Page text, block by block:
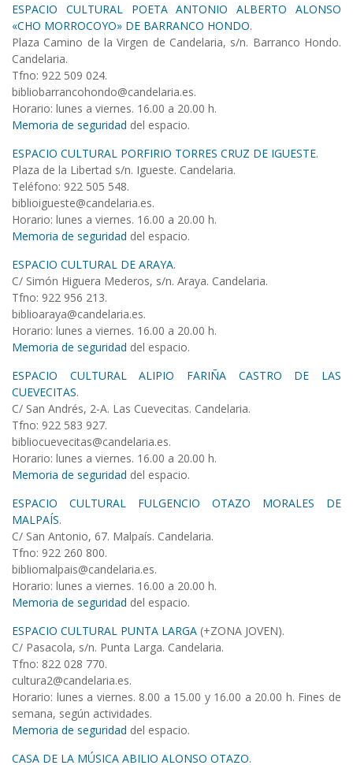
ESPACIO CULTURAL POETA ANTONIO ALBERTO ALONSO
«CHO MORROCOYO» DE BARRANCO HONDO.
Plaza Camino de la Virgen de Candelaria, s/n. Barranco Hondo.
Candelaria.
Tfno: 922 509 024.
bibliobarrancohondo@candelaria.es.
Horario: lunes a viernes. 16.00 a 20.00 h.
Memoria de seguridad del espacio.
ESPACIO CULTURAL PORFIRIO TORRES CRUZ DE IGUESTE.
Plaza de la Libertad s/n. Igueste. Candelaria.
Teléfono: 922 505 548.
biblioigueste@candelaria.es.
Horario: lunes a viernes. 16.00 a 20.00 h.
Memoria de seguridad del espacio.
ESPACIO CULTURAL DE ARAYA.
C/ Simón Higuera Mederos, s/n. Araya. Candelaria.
Tfno: 922 956 213.
biblioaraya@candelaria.es.
Horario: lunes a viernes. 16.00 a 20.00 h.
Memoria de seguridad del espacio.
ESPACIO CULTURAL ALIPIO FARIÑA CASTRO DE LAS
CUEVECITAS.
C/ San Andrés, 2-A. Las Cuevecitas. Candelaria.
Tfno: 922 583 927.
bibliocuevecitas@candelaria.es.
Horario: lunes a viernes. 16.00 a 20.00 h.
Memoria de seguridad del espacio.
ESPACIO CULTURAL FULGENCIO OTAZO MORALES DE
MALPAÍS.
C/ San Antonio, 67. Malpaís. Candelaria.
Tfno: 922 260 800.
bibliomalpais@candelaria.es.
Horario: lunes a viernes. 16.00 a 20.00 h.
Memoria de seguridad del espacio.
ESPACIO CULTURAL PUNTA LARGA (+ZONA JOVEN).
C/ Pasacola, s/n. Punta Larga. Candelaria.
Tfno: 822 028 770.
cultura2@candelaria.es.
Horario: lunes a viernes. 8.00 a 15.00 y 16.00 a 20.00 h. Fines de
semana, según actividades.
Memoria de seguridad del espacio.
CASA DE LA MÚSICA ABILIO ALONSO OTAZO.